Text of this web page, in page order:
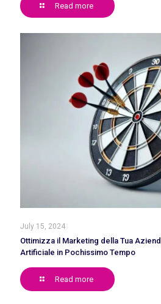
Read more
July 15, 2024
Ottimizza il Marketing della Tua
Artificiale in Pochissimo Tempo
Read more